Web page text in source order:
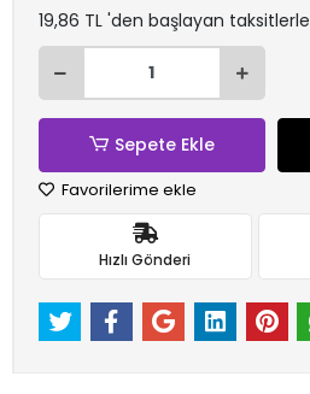
19,86 TL 'den başlayan taksitlerle
Sepete Ekle
Favorilerime ekle
Hızlı Gönderi